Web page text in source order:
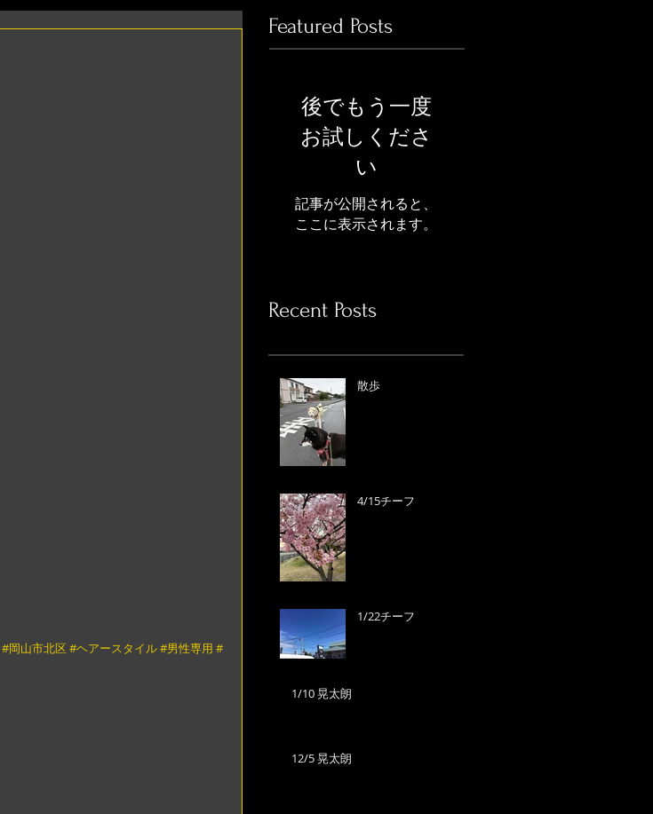
#岡山市北区 #ヘアースタイル#男性専用 #
Featured Posts
後でもう一度
お試しくださ
い
記事が公開されると、
ここに表示されます。
Recent Posts
散歩
4/15チーフ
1/22チーフ
1/10 晃太朗
12/5 晃太朗